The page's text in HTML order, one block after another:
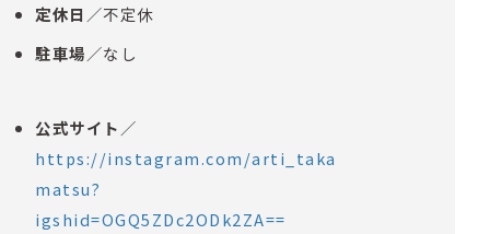
定休日 ／不定休
駐車場／なし
公式サイト ／
https://instagram.com/arti_taka
matsu?
igshid=OGQ5ZDc2ODk2ZA==